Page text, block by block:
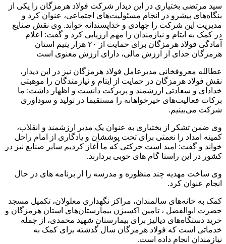
سید مرتضی بختیاری در این دیدار شرکت فولاد هرمزگان را یکی از
بنگاه‌های پیشرو در انجام مسئولیت‌های اجتماعی، عنوان کرد و
مدیریت این شرکت را جهادی و خداپسندانه خواند. وی نقش صنایع
در کمک به ایتام و نیازمندان را مهم ارزیابی کرد و گفت: اعلام
آمادگی فولاد هرمزگان برای حمایت از ۲۰ هزار یتیم استان
هرمزگان جدای از ارزش مالی، دارای ارزش معنوی است
عطالله معروفخانی مدیرعامل فولاد هرمزگان نیز در این دیدار،
نقش فولاد هرمزگان در حمایت از ایتام و نیازمندگان را موهبتی
خدادای و سعادتی ارزشمند و پربرکت دانست و اظهار داشت: ما
برکات فعالیت‌های خیرخواهانه را مستقیما در تولید و سوداوری
شرکت می‌بینیم.
وی ضمن تشکر از بختیاری به عنوان یک مدیر ارزشمند و انقلاب،
کمیته امداد را نعمتی برای تحت پوششان و یادگاری از امام راحل
خواند و گفت: امید است حرکتی که ما آغاز کردیم سایر صنایع نیز در
کشور در این راستا گام های خوبی بردارند.
وی ساخت مهدیه چند منظوره و مدرسه را از برنامه های در حال
انجام عنوان کرد.
کمک به خانه‌های سالمندان، مراکز نگهداری معلولان، تکمیل مسجد
حضرت ابوالفضل ، تامین اکسیژن بیمارستان‌های استان هرمزگان و
خرید دستگاه‌های دیالیز برای بیمارستان شهید محمدی، از جمله
خدماتی است که فولاد هرمزگان سال گذشته برای کمک به
نیازمندان انجام داده است.